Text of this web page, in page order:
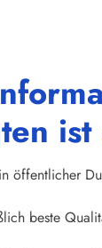
öffentlicher
beste